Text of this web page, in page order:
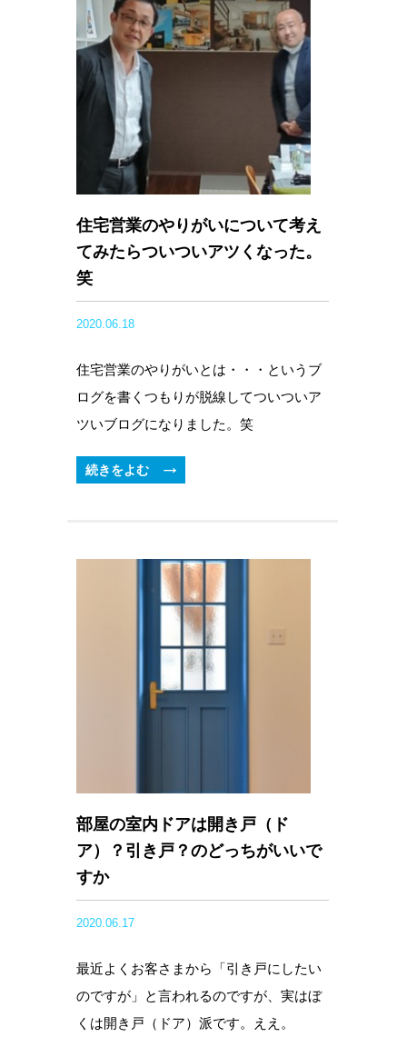
住宅営業のやりがいについて考え
てみたらついついアツくなった。
笑
2020.06.18
住宅営業のやりがいとは・・・というブ
ログを書くつもりが脱線してついついア
ツいブログになりました。笑
続きをよむ
部屋の室内ドアは開き戸（ド
ア）？引き戸？のどっちがいいで
すか
2020.06.17
最近よくお客さまから「引き戸にしたい
のですが」と言われるのですが、実はぼ
くは開き戸（ドア）派です。ええ。